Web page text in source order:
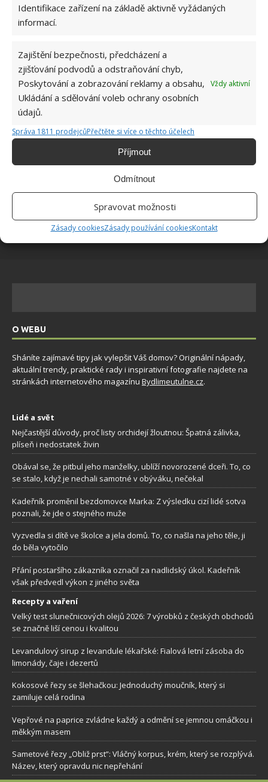
Identifikace zařízení na základě aktivně vyžádaných
informací.
Zajištění bezpečnosti, předcházení a
zjišťování podvodů a odstraňování chyb,
Poskytování a zobrazování reklamy a obsahu,
Ukládání a sdělování voleb ochrany osobních
údajů.
Vždy aktivní
Správa 1811 prodejcůPřečtěte si více o těchto účelech
Příjmout
Odmítnout
Spravovat možnosti
Zásady cookiesZásady používání cookiesKontakt
ŽHAVÉ NOVINKY
nejnebezpečnějších škůdců rostlin a postupy,
jak se jich rychle zbavit
letošní sezony
Přírodní hnojiva pro pěstování rajčat, která
zajistí bohatou úrodu šťavnatých a chutných
plodů. Připravte se na letošní sezonu včas
O WEBU
Sháníte zajímavé tipy jak vylepšit Váš domov? Originální nápady,
aktuální trendy, praktické rady i inspirativní fotografie najdete na
stránkách internetového magazínu Bydlimeutulne.cz.
Lidé a svět
Nejčastější důvody, proč listy orchidejí žloutnou: Špatná zálivka,
plíseň i nedostatek živin
Obával se, že pitbul jeho manželky, ublíží novorozené dceři. To, co
se stalo, když je nechali samotné v obýváku, nečekal
Kadeřník proměnil bezdomovce Marka: Z výsledku cizí lidé sotva
poznali, že jde o stejného muže
Vyzvedla si dítě ve školce a jela domů. To, co našla na jeho těle, ji
do běla vytočilo
Přání postaršího zákazníka označil za nadlidský úkol. Kadeřník
však předvedl výkon z jiného světa
Recepty a vaření
Velký test slunečnicových olejů 2026: 7 výrobků z českých obchodů
se značně liší cenou i kvalitou
Levandulový sirup z levandule lékařské: Fialová letní zásoba do
limonády, čaje i dezertů
Kokosové řezy se šlehačkou: Jednoduchý moučník, který si
zamiluje celá rodina
Vepřové na paprice zvládne každý a odmění se jemnou omáčkou i
měkkým masem
Sametové řezy „Obliž prst”: Vláčný korpus, krém, který se rozplývá.
Název, který opravdu nic nepřehání